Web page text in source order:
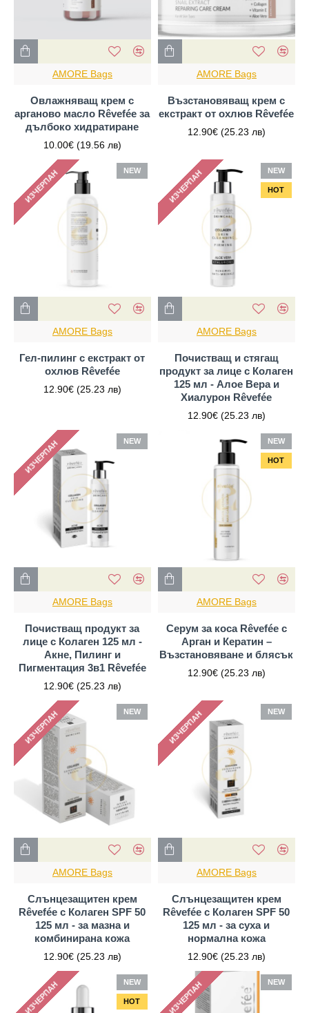
AMORE Bags
Овлажняващ крем с
арганово масло Rêvefée за
дълбоко хидратиране
10.00€ (19.56 лв)
AMORE Bags
Възстановяващ крем с
екстракт от охлюв Rêvefée
12.90€ (25.23 лв)
NEW
ИЗЧЕРПАН
AMORE Bags
Гел-пилинг с екстракт от
охлюв Rêvefée
12.90€ (25.23 лв)
NEW
HOT
ИЗЧЕРПАН
AMORE Bags
Почистващ и стягащ
продукт за лице с Колаген
125 мл - Алое Вера и
Хиалурон Rêvefée
12.90€ (25.23 лв)
NEW
ИЗЧЕРПАН
AMORE Bags
Почистващ продукт за
лице с Колаген 125 мл -
Акне, Пилинг и
Пигментация 3в1 Rêvefée
12.90€ (25.23 лв)
NEW
HOT
AMORE Bags
Серум за коса Rêvefée с
Арган и Кератин –
Възстановяване и блясък
12.90€ (25.23 лв)
NEW
ИЗЧЕРПАН
AMORE Bags
Слънцезащитен крем
Rêvefée с Колаген SPF 50
125 мл - за мазна и
комбинирана кожа
12.90€ (25.23 лв)
NEW
ИЗЧЕРПАН
AMORE Bags
Слънцезащитен крем
Rêvefée с Колаген SPF 50
125 мл - за суха и
нормална кожа
12.90€ (25.23 лв)
NEW
HOT
ИЗЧЕРПАН NEW
ИЗЧЕРПАН